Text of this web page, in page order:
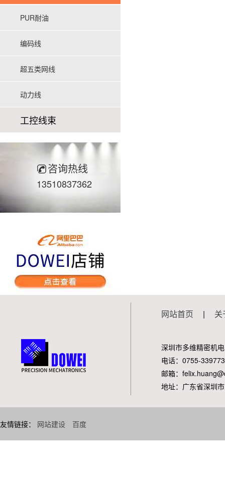
PUR耐油
编码线
超五类网线
动力线
工控线束
咨询热线
13510837362
网站首页 | 关
深圳市多维精密机
电话：0755-
邮箱：
地址：广东省深圳
友情链接： 网站建设 百度